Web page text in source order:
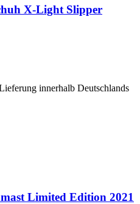
X-Light Slipper
innerhalb Deutschlands
Limited Edition 2021